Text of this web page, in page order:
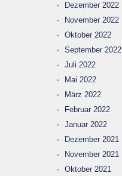
Dezember 2022
November 2022
Oktober 2022
September 2022
Juli 2022
Mai 2022
März 2022
Februar 2022
Januar 2022
Dezember 2021
November 2021
Oktober 2021